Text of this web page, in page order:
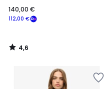
112,00 €
140,00 €
4,6
/